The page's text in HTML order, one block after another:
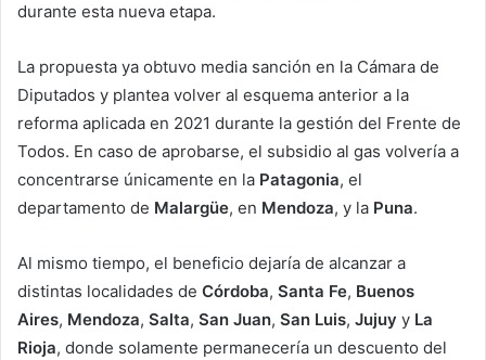
durante esta nueva etapa.
La propuesta ya obtuvo media sanción en la Cámara de
Diputados y plantea volver al esquema anterior a la
reforma aplicada en 2021 durante la gestión del Frente de
Todos. En caso de aprobarse, el subsidio al gas volvería a
concentrarse únicamente en la Patagonia, el
departamento de Malargüe, en Mendoza, y la Puna.
Al mismo tiempo, el beneficio dejaría de alcanzar a
distintas localidades de Córdoba, Santa Fe, Buenos
Aires, Mendoza, Salta, San Juan, San Luis, Jujuy y La
Rioja, donde solamente permanecería un descuento del